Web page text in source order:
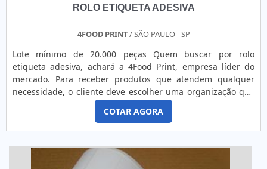
ROLO ETIQUETA ADESIVA
4FOOD PRINT/ SÃO PAULO - SP
Lote mínimo de 20.000 peças Quem buscar por rolo
etiqueta adesiva, achará a 4Food Print, empresa líder do
mercado. Para receber produtos que atendem qualquer
necessidade, o cliente deve escolher uma organização que
se destaque por um bom suporte pré-venda e tenha ampla
experiência no ramo.Quando a questão é rolo etiqueta
adesiva, na 4Food Print o cliente obterá proteção e
INTERESSANTES...
COTAR AGORA